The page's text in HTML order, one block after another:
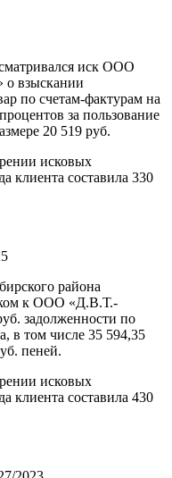
иск ООО
взыскании
по счетам-фактурам на
за пользование
20 519 руб.
исковых
клиента составила 330
района
к ООО «Д.В.Т.-
задолженности по
в том числе 35 594,35
пеней.
исковых
клиента составила 430